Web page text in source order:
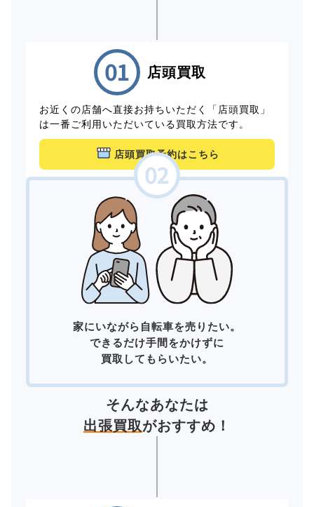
店頭買取
お近くの店舗へ直接お持ちいただく「店頭買取」
は一番ご利用いただいている買取方法です。
店頭買取予約はこちら
家にいながら自転車を売りたい。
できるだけ手間をかけずに
買取してもらいたい。
そんなあなたは
出張買取がおすすめ！